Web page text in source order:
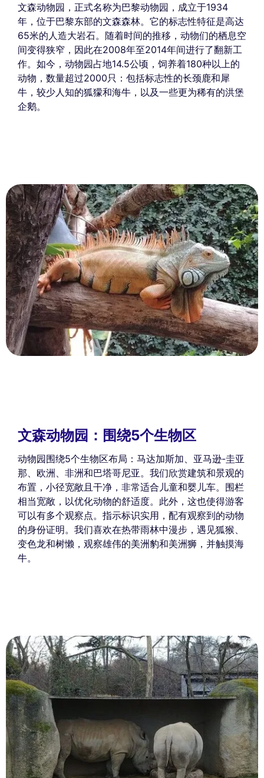
文森动物园，正式名称为巴黎动物园，成立于1934
年，位于巴黎东部的文森森林。它的标志性特征是高达
65米的人造大岩石。随着时间的推移，动物们的栖息空
间变得狭窄，因此在2008年至2014年间进行了翻新工
作。如今，动物园占地14.5公顷，饲养着180种以上的
动物，数量超过2000只：包括标志性的长颈鹿和犀
牛，较少人知的狐獴和海牛，以及一些更为稀有的洪堡
企鹅。
文森动物园：围绕5个生物区
动物园围绕5个生物区布局：马达加斯加、亚马逊-圭亚
那、欧洲、非洲和巴塔哥尼亚。我们欣赏建筑和景观的
布置，小径宽敞且干净，非常适合儿童和婴儿车。围栏
相当宽敞，以优化动物的舒适度。此外，这也使得游客
可以有多个观察点。指示标识实用，配有观察到的动物
的身份证明。我们喜欢在热带雨林中漫步，遇见狐猴、
变色龙和树懒，观察雄伟的美洲豹和美洲狮，并触摸海
牛。